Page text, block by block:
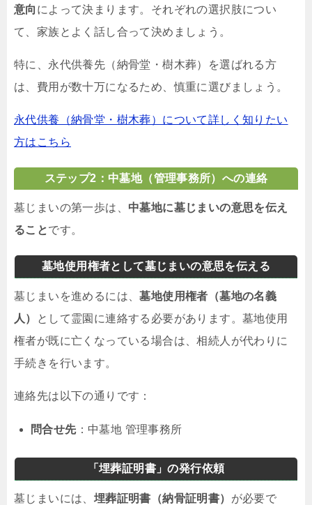
意向 によって決まります。それぞれの選択肢につい
て、家族とよく話し合って決めましょう。
特に、永代供養先（納骨堂・樹木葬）を選ばれる方
は、費用が数十万になるため、慎重に選びましょう。
永代供養（納骨堂・樹木葬）について詳しく知りたい
方はこちら
ステップ2：中墓地（管理事務所）への連絡
墓じまいの第一歩は、 中墓地に墓じまいの意思を伝え
ることです。
墓地使用権者として墓じまいの意思を伝える
墓じまいを進めるには、墓地使用権者（墓地の名義
人）
として霊園に連絡する必要があります。墓地使用
権者が既に亡くなっている場合は、相続人が代わりに
手続きを行います。
連絡先は以下の通りです：
問合せ先：中墓地 管理事務所
「埋葬証明書」の発行依頼
墓じまいには、 埋葬証明書（納骨証明書） が必要で